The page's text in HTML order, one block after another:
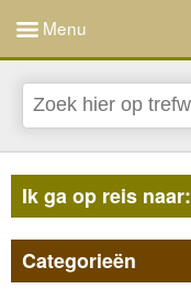
Menu
Ik ga op reis naar:
Categorieën